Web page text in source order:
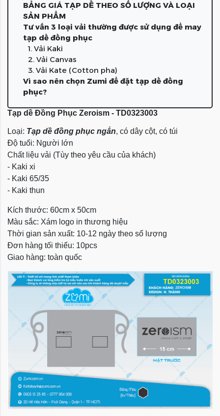
BẢNG GIÁ TẠP DỀ THEO SỐ LƯỢNG VÀ LOẠI
SẢN PHẨM
Tư vấn 3 loại vải thường được sử dụng để may
tạp dề đồng phục
1. Vải Kaki
2. Vải Canvas
3. Vải Kate (Cotton pha)
Vì sao nên chọn Zumi để đặt tạp dề đồng
phục?
Tạp dề Đồng Phục Zeroism - TD0323003
Loại: Tạp dề đồng phục ngắn, có dây cột, có túi
Độ tuổi: Người lớn
Chất liệu vải (Tùy theo yêu cầu của khách)
- Kaki xi
- Kaki 65/35
- Kaki thun
Kích thước: 60cm x 50cm
Màu sắc: Xám logo in thương hiệu
Thời gian sản xuất: 10-12 ngày theo số lượng
Đơn hàng tối thiểu: 10pcs
Giao hàng: toàn quốc